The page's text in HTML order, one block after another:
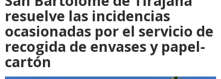
resuelve las incidencias
ocasionadas por el servicio de
recogida de envases y papel-
cartón